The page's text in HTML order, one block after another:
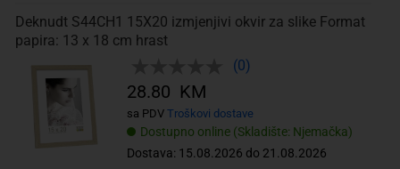
Deknudt S44CH1 15X20 izmjenjivi okvir za slike Format
papira: 13 x 18 cm hrast
(0)
Dostupno online (Skladište: Njemačka)
Dostava: 15.08.2026 do 21.08.2026
28.80 KM
sa PDV Troškovi dostave